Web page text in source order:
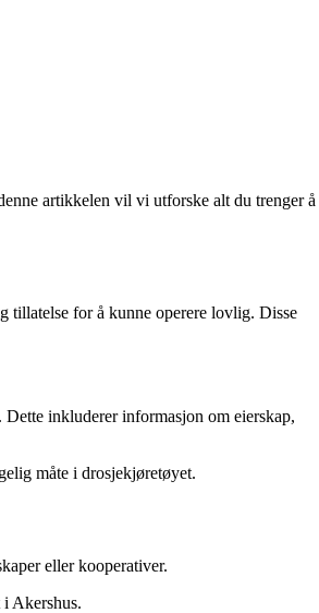
artikkelen vil vi utforske alt du trenger å
tillatelse for å kunne operere lovlig. Disse
inkluderer informasjon om eierskap,
måte i drosjekjøretøyet.
eller kooperativer.
Akershus.